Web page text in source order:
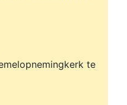
te